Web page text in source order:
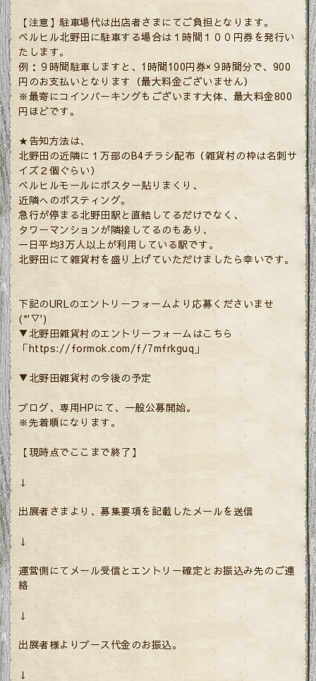
【注意】駐車場代は出店者さまにてご負担となります。
ベルヒル北野田に駐車する場合は１時間１００円券を発行い
たします。
例：９時間駐車しますと、1時間100円券×９時間分で、900
円のお支払いとなります（最大料金ございません）
※最寄にコインパーキングもございます大体、最大料金800
円ほどです。
★告知方法は、
北野田の近隣に１万部のB4チラシ配布（雑貨村の枠は名刺サ
イズ２個ぐらい）
ベルヒルモールにポスター貼りまくり、
近隣へのポスティング。
急行が停まる北野田駅と直結してるだけでなく、
タワーマンションが隣接してるのもあり、
一日平均3万人以上が利用している駅です。
北野田にて雑貨村を盛り上げていただけましたら幸いです。
下記のURLのエントリーフォームより応募くださいませ
(*'▽')
▼北野田雑貨村のエントリーフォームはこちら
「https://formok.com/f/7mfrkguq」
▼北野田雑貨村の今後の予定
ブログ、専用HPにて、一般公募開始。
※先着順になります。
【現時点でここまで終了】
↓
出展者さまより、募集要項を記載したメールを送信
↓
運営側にてメール受信とエントリー確定とお振込み先のご連
絡
↓
出展者様よりブース代金のお振込。
↓